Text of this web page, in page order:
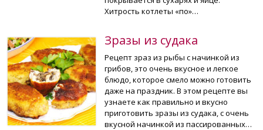
Хитрость котлеты «по»…
Зразы из судака
Рецепт зраз из рыбы с начинкой из
грибов, это очень вкусное и легкое
блюдо, которое смело можно готовить
даже на праздник. В этом рецепте вы
узнаете как правильно и вкусно
приготовить зразы из судака, с очень
вкусной начинкой из пассированных…